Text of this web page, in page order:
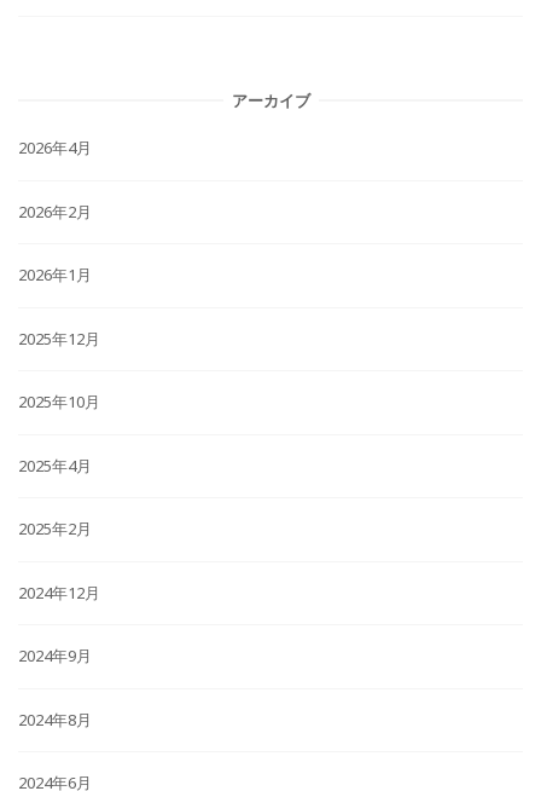
アーカイブ
2026年4月
2026年2月
2026年1月
2025年12月
2025年10月
2025年4月
2025年2月
2024年12月
2024年9月
2024年8月
2024年6月